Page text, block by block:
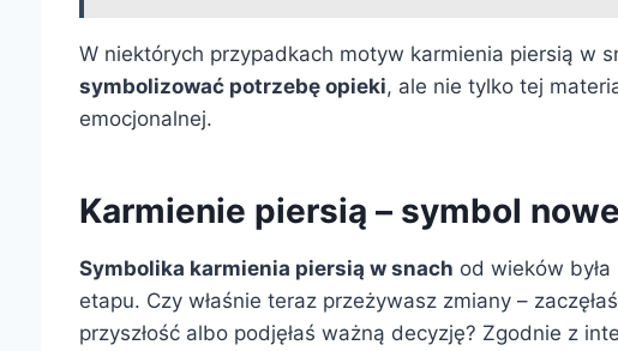
W niektórych przypadkach motyw karmienia piersią w
symbolizować potrzebę opieki, ale nie tylko tej
emocjonalnej.
Karmienie piersią – symbol
Symbolika karmienia piersią w snach od wieków
etapu. Czy właśnie teraz przeżywasz zmiany –
przyszłość albo podjęłaś ważną decyzję? Zgodnie z